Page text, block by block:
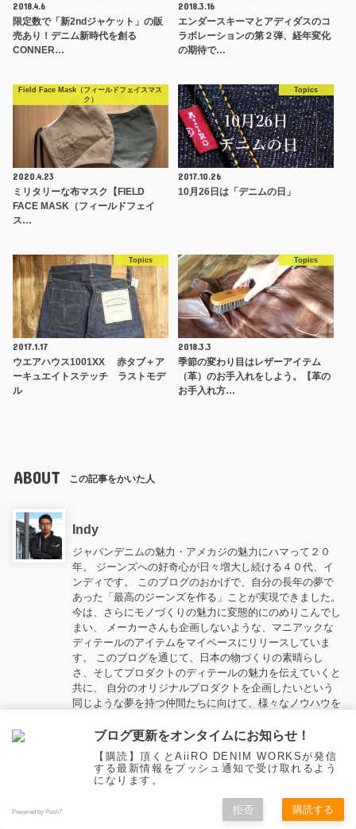
2018.4.6
限定数で「新2ndジャケット」の販
売あり！デニム新時代を創る
CONNER…
2018.3.16
エンダースキーマとアディダスのコ
ラボレーションの第２弾、経年変化
の期待で…
Field Face Mask（フィールドフェイスマス
ク）
2020.4.23
ミリタリーな布マスク【FIELD
FACE MASK（フィールドフェイ
ス…
Topics
2017.10.26
10月26日は「デニムの日」
Topics
2017.1.17
ウエアハウス1001XX 赤タブ＋ア
ーキュエイトステッチ ラストモデ
ル
Topics
2018.3.3
季節の変わり目はレザーアイテム
（革）のお手入れをしよう。【革の
お手入れ方…
ABOUT この記事をかいた人
Indy
ジャパンデニムの魅力・アメカジの魅力にハマって２０
年。 ジーンズへの好奇心が日々増大し続ける４０代、イ
ンディです。 このブログのおかげで、自分の長年の夢で
あった「最高のジーンズを作る」ことが実現できました。
今は、さらにモノづくりの魅力に変態的にのめりこんでし
まい、 メーカーさんも企画しないような、マニアックな
ディテールのアイテムをマイペースにリリースしていま
す。 このブログを通じて、日本の物づくりの素晴らし
さ、そしてプロダクトのディテールの魅力を伝えていくと
共に、 自分のオリジナルプロダクトを企画したいという
同じような夢を持つ仲間たちに向けて、様々なノウハウを
WebSite
NEW POST
ブログ更新をオンタイムにお知らせ！
【購読】頂くとAiiRO DENIM WORKSが発信
する最新情報をプッシュ通知で受け取れるよう
になります。
Powered by Push7 拒否 購読する